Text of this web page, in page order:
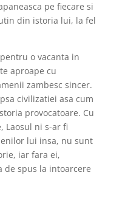
pe fiecare si
din istoria lui, la fel
o vacanta in
aproape cu
zambesc sincer.
civilizatiei asa cum
provocatoare. Cu
Laosul ni s-ar fi
lui insa, nu sunt
iar fara ei,
de spus la intoarcere